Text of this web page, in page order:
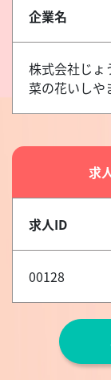
企業名
株式会社じ
菜の花いしや
求
求人ID
00128